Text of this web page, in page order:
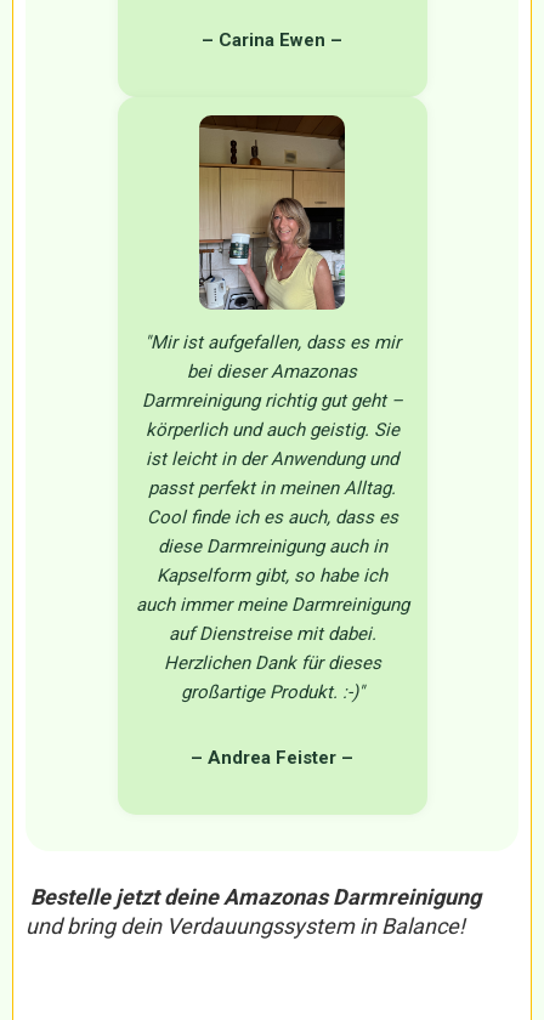
– Carina Ewen –
"Mir ist aufgefallen, dass es mir
bei dieser Amazonas
Darmreinigung richtig gut geht –
körperlich und auch geistig. Sie
ist leicht in der Anwendung und
passt perfekt in meinen Alltag.
Cool finde ich es auch, dass es
diese Darmreinigung auch in
Kapselform gibt, so habe ich
auch immer meine Darmreinigung
auf Dienstreise mit dabei.
Herzlichen Dank für dieses
großartige Produkt. :-)"
– Andrea Feister –
Bestelle jetzt deine Amazonas Darmreinigung
und bring dein Verdauungssystem in Balance!